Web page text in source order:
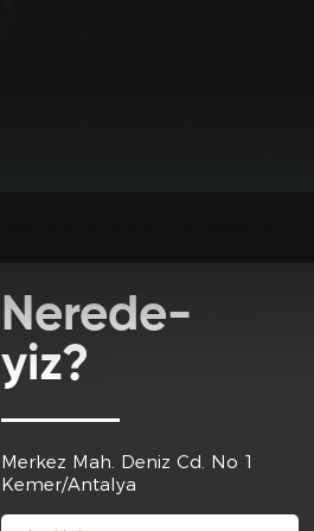
Nerede-
yiz?
Merkez Mah. Deniz Cd. No 1
Kemer/Antalya
Son
Club Inferno
Club Inferno